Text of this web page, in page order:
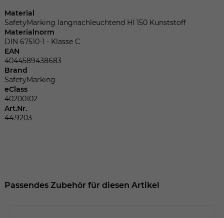
Material
SafetyMarking langnachleuchtend HI 150 Kunststoff
Materialnorm
DIN 67510-1 - Klasse C
EAN
4044589438683
Brand
SafetyMarking
eClass
40200102
Art.Nr.
44.9203
Passendes Zubehör für diesen Artikel
Zweck
zufällig generierte ID, für die historische
Einstellungen, falls der Webseiten-
Name
Anbieter
festhalten des Login Status.